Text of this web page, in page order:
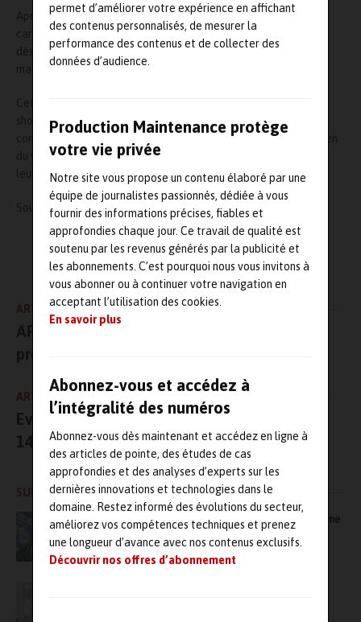
permet d’améliorer votre expérience en affichant
des contenus personnalisés, de mesurer la
performance des contenus et de collecter des
données d’audience.
Production Maintenance protège
votre vie privée
Notre site vous propose un contenu élaboré par une
équipe de journalistes passionnés, dédiée à vous
fournir des informations précises, fiables et
approfondies chaque jour. Ce travail de qualité est
soutenu par les revenus générés par la publicité et
les abonnements. C’est pourquoi nous vous invitons à
vous abonner ou à continuer votre navigation en
acceptant l’utilisation des cookies.
En savoir plus
Abonnez-vous et accédez à
l’intégralité des numéros
Abonnez-vous dès maintenant et accédez en ligne à
des articles de pointe, des études de cas
approfondies et des analyses d’experts sur les
dernières innovations et technologies dans le
domaine. Restez informé des évolutions du secteur,
améliorez vos compétences techniques et prenez
une longueur d’avance avec nos contenus exclusifs.
Découvrir nos offres d’abonnement
Après une formation initiale dispensée le 22 avril dernier aux
carrossiers Scania par Chéreau, Scania Ile-de-France propose
désormais une gamme élargie de services allant de la
maintenance globale à la réparation de composants.
Cette nouvelle compétence s’inscrit dans le concept One stop
shopping déployé par le groupe, laquelle permet aux clients de
combiner tous les services qu’ils peuvent attendre (de l’entretien
du véhicule à la prise en charge des périphériques…) au sein de
leur atelier Scania.
Source : https://www.scania.fr
L'AUTEUR
Maintenanceandco.com
ARTICLE PRÉCÉDENT
AFI KLM E&M s’associe à Avtrade pour
proposer de nouveaux équipements
ARTICLE SUIVANT
Evénement : le salon Apex, à Maastricht du
14 au 16 septembre 2011
SUR LE MÊME SUJET
Bien plus qu’une GMAO, MAS s’impose comme
une plateforme complète, modulaire… et
accessible